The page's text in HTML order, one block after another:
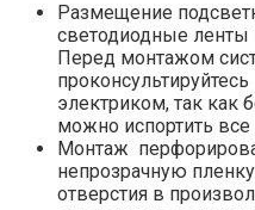
Размещение
светодиодные ленты
Перед монтажом
электриком, так как
можно испортить все
Монтаж
непрозрачную
отверстия в